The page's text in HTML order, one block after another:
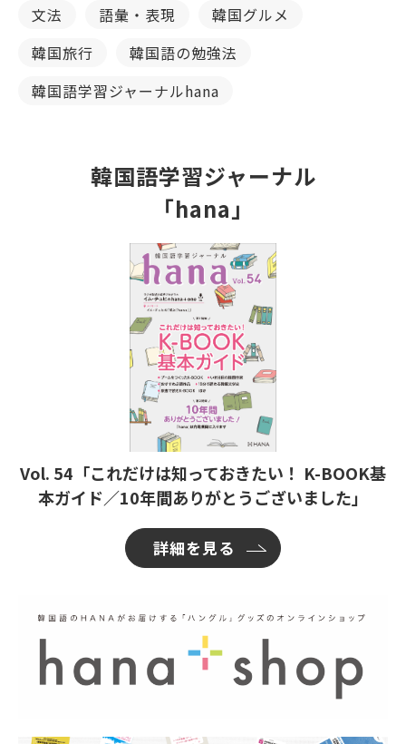
文法
語彙・表現
韓国グルメ
韓国旅行
韓国語の勉強法
韓国語学習ジャーナルhana
韓国語学習ジャーナル
「hana」
Vol. 54「これだけは知っておきたい！ K-BOOK基
本ガイド／10年間ありがとうございました」
詳細を見る